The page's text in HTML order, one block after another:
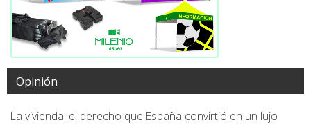
Opinión
La vivienda: el derecho que España convirtió en un lujo